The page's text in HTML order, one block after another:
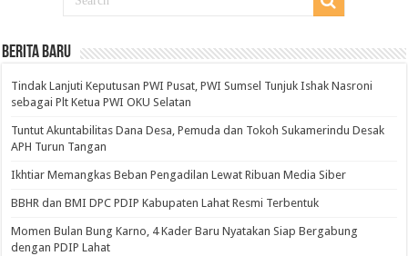
BERITA BARU
Tindak Lanjuti Keputusan PWI Pusat, PWI Sumsel Tunjuk Ishak Nasroni
sebagai Plt Ketua PWI OKU Selatan
Tuntut Akuntabilitas Dana Desa, Pemuda dan Tokoh Sukamerindu Desak
APH Turun Tangan
Ikhtiar Memangkas Beban Pengadilan Lewat Ribuan Media Siber
BBHR dan BMI DPC PDIP Kabupaten Lahat Resmi Terbentuk
Momen Bulan Bung Karno, 4 Kader Baru Nyatakan Siap Bergabung
dengan PDIP Lahat